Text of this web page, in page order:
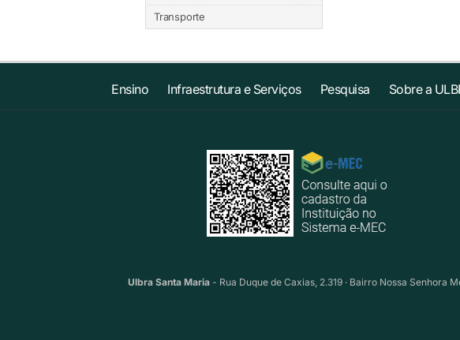
Transporte
Ensino Infraestrutura e Serviços Pesquisa Sobre a
Ulbra Santa Maria - Rua Duque de Caxias, 2.319 · Bairro Nossa Senhora